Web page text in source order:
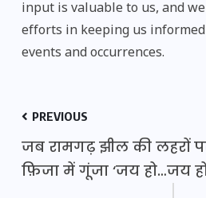
input is valuable to us, and
efforts in keeping us
events and occurrences.
PREVIOUS
जब रामगढ़ झील की लहरों
फ़िजा में गूंजा ‘जय हो…जय